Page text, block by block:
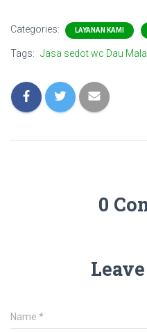
Categories: LAYANAN KAMI
Tags: Jasa sedot wc Dau
0
Name *